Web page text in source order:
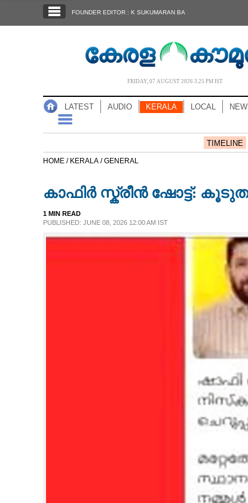
NOTIFIED NEWS
FOUNDER EDITOR : K SUKUMARAN BA
FRIDAY, 07 AUGUST 2026 3.25 PM IST
LATEST AUDIO KERALA LOCAL
TIMELINE
HOME / KERALA /GENERAL
കാഫിർ സ്ക്രീൻ ഷോട്ട്:
1 MIN READ
PUBLISHED: JUNE 08, 2026 12:00 AM IST